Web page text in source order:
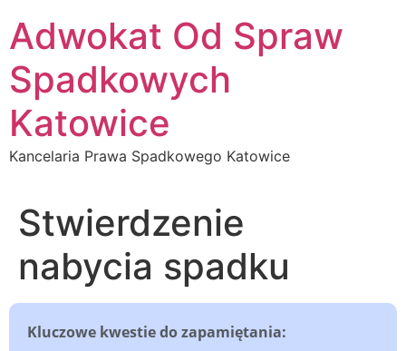
do
treści
Adwokat Od Spraw
Spadkowych
Katowice
Kancelaria Prawa Spadkowego Katowice
Stwierdzenie
nabycia spadku
Kluczowe kwestie do zapamiętania: